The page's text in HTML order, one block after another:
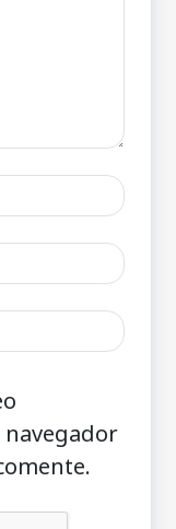
navegador